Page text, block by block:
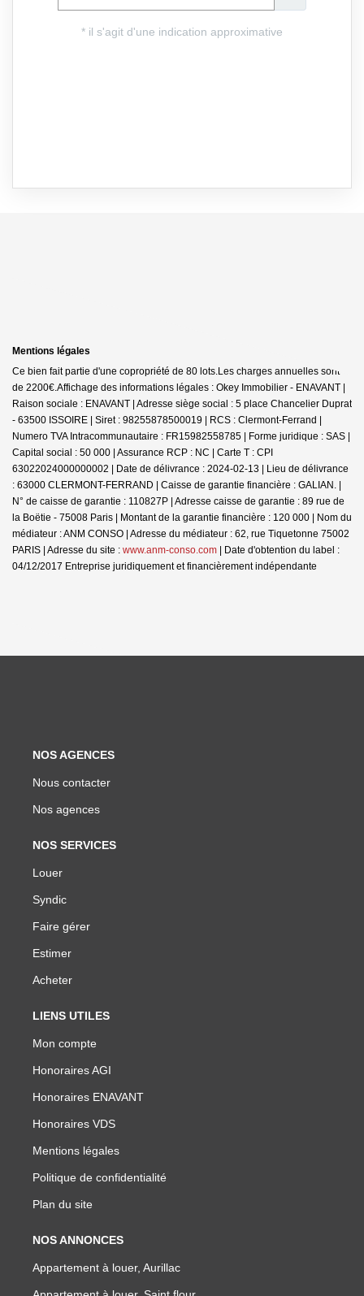
Mentions légales
Ce bien fait partie d'une copropriété de 80 lots.Les charges annuelles sont
de 2200€.Affichage des informations légales : Okey Immobilier - ENAVANT |
Raison sociale : ENAVANT | Adresse siège social : 5 place Chancelier Duprat
- 63500 ISSOIRE | Siret : 98255878500019 | RCS : Clermont-Ferrand |
Numero TVA Intracommunautaire : FR15982558785 | Forme juridique : SAS |
Capital social : 50 000 | Assurance RCP : NC | Carte T : CPI
63022024000000002 | Date de délivrance : 2024-02-13 | Lieu de délivrance
: 63000 CLERMONT-FERRAND | Caisse de garantie financière : GALIAN. |
N° de caisse de garantie : 110827P | Adresse caisse de garantie : 89 rue de
la Boëtie - 75008 Paris | Montant de la garantie financière : 120 000 | Nom du
médiateur : ANM CONSO | Adresse du médiateur : 62, rue Tiquetonne 75002
PARIS | Adresse du site : www.anm-conso.com | Date d'obtention du label :
04/12/2017 Entreprise juridiquement et financièrement indépendante
NOS AGENCES
Nous contacter
Nos agences
NOS SERVICES
Louer
Syndic
Faire gérer
Estimer
Acheter
LIENS UTILES
Mon compte
Honoraires AGI
Honoraires ENAVANT
Honoraires VDS
Mentions légales
Politique de confidentialité
Plan du site
NOS ANNONCES
Appartement à louer, Aurillac